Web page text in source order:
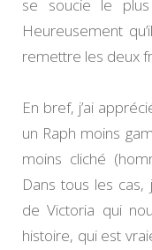
se soucie le
Heureusement
remettre les deux
En bref, j’ai
un Raph moins
moins cliché
Dans tous les cas,
de Victoria qui
histoire, qui est